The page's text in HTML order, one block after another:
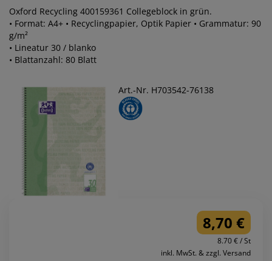
Oxford Recycling 400159361 Collegeblock in grün.
• Format: A4+ • Recyclingpapier, Optik Papier • Grammatur: 90
g/m²
• Lineatur 30 / blanko
• Blattanzahl: 80 Blatt
Art.-Nr. H703542-76138
8,70 €
8.70 € / St
inkl. MwSt. & zzgl. Versand